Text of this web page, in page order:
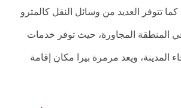
تتوفر العديد من وسائل النقل كالمترو
في المنطقة المجاورة، حيث توفر خدمات
المدينة، ويعد مرمرة بيرا مكان إقامة